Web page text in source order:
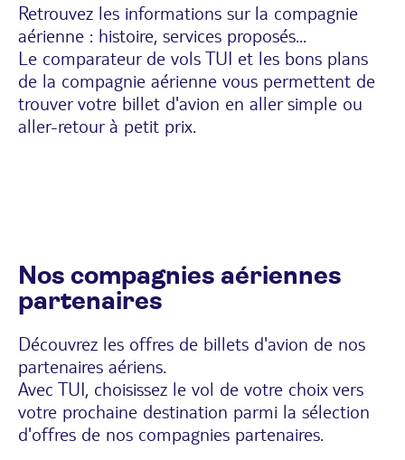
Retrouvez les informations sur la compagnie
aérienne : histoire, services proposés...
Le comparateur de vols TUI et les bons plans
de la compagnie aérienne vous permettent de
trouver votre billet d'avion en aller simple ou
aller-retour à petit prix.
Nos compagnies aériennes
partenaires
Découvrez les offres de billets d'avion de nos
partenaires aériens.
Avec TUI, choisissez le vol de votre choix vers
votre prochaine destination parmi la sélection
d'offres de nos compagnies partenaires.